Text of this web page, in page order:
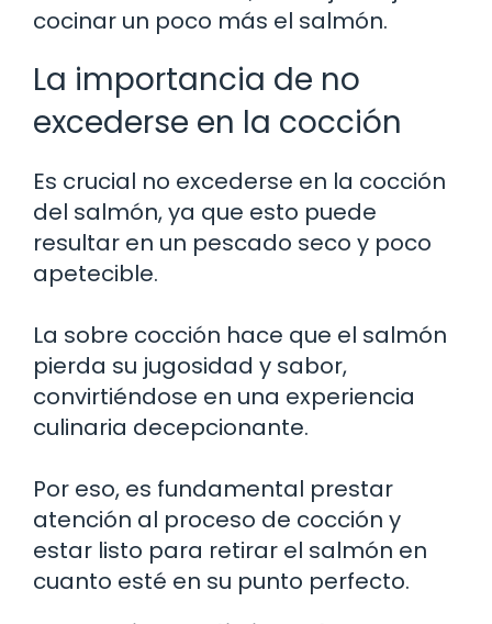
cocinar un poco más el salmón.
La importancia de no
excederse en la cocción
Es crucial no excederse en la cocción
del salmón, ya que esto puede
resultar en un pescado seco y poco
apetecible.
La sobre cocción hace que el salmón
pierda su jugosidad y sabor,
convirtiéndose en una experiencia
culinaria decepcionante.
Por eso, es fundamental prestar
atención al proceso de cocción y
estar listo para retirar el salmón en
cuanto esté en su punto perfecto.